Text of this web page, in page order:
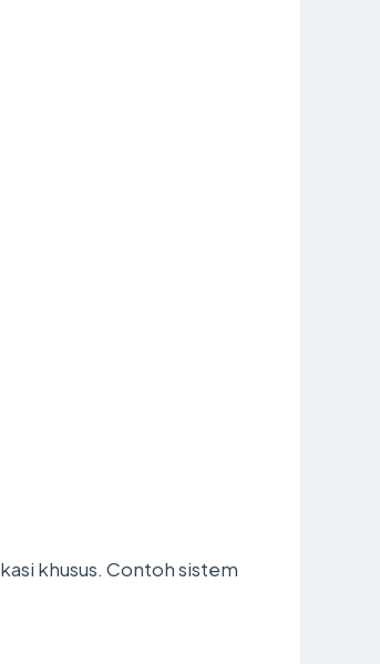
khusus. Contoh sistem